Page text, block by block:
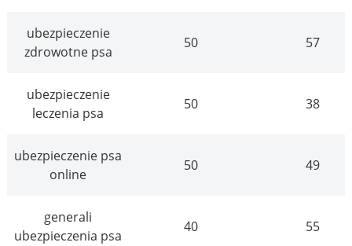
ubezpieczenie
zdrowotne psa
50 57
ubezpieczenie
leczenia psa
50 38
ubezpieczenie psa
online
50 49
generali
ubezpieczenia psa
40 55